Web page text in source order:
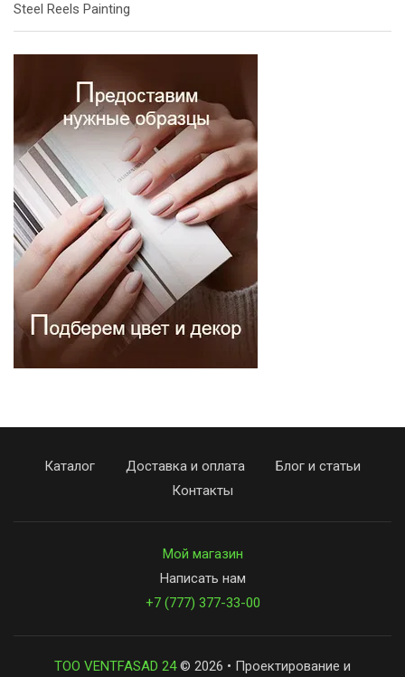
Steel Reels Painting
Каталог Доставка и оплата
Блог и статьи
Контакты
Мой магазин
Написать нам
+7 (777) 377-33-00
ТОО VENTFASAD 24© 2026 • Проектирование и